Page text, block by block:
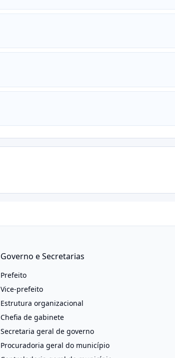
Governo e Secretarias
Prefeito
Vice-prefeito
Estrutura organizacional
Chefia de gabinete
Secretaria geral de governo
Procuradoria geral do município